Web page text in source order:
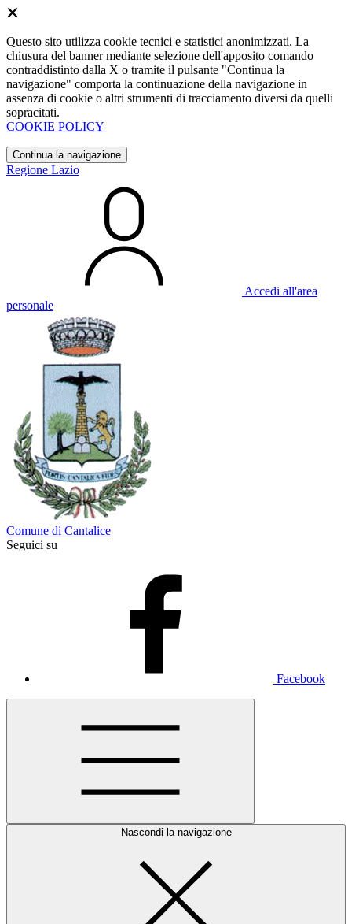
Questo sito utilizza cookie tecnici e statistici anonimizzati. La
chiusura del banner mediante selezione dell'apposito comando
contraddistinto dalla X o tramite il pulsante "Continua la
navigazione" comporta la continuazione della navigazione in
assenza di cookie o altri strumenti di tracciamento diversi da quelli
sopracitati.
COOKIE POLICY
Continua la navigazione
Regione Lazio
Accedi all'area
personale
Comune di Cantalice
Seguici su
Facebook
Nascondi la navigazione